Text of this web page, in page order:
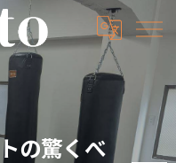
の驚くべ